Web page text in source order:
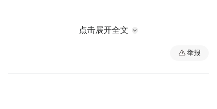
（征求意见稿）
点击展开全文
举报